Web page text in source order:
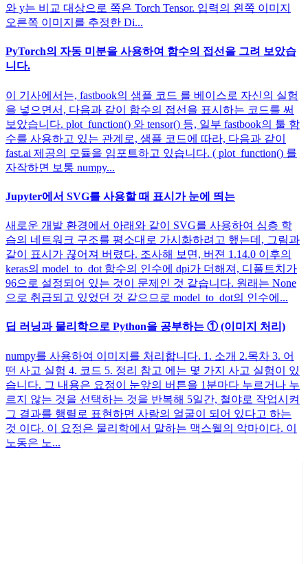
와 y는 비교 대상으로 쪽은 Torch Tensor. 입력의 왼쪽 이미지
오른쪽 이미지를 추정한 Di...
PyTorch의 자동 미분을 사용하여 함수의 접선을 그려 보았습
니다.
이 기사에서는, fastbook의 샘플 코드 를 베이스로 자신의 실험
을 넣으면서, 다음과 같이 함수의 접선을 표시하는 코드를 써
보았습니다. plot_function() 와 tensor() 등, 일부 fastbook의 툴 함
수를 사용하고 있는 관계로, 샘플 코드에 따라, 다음과 같이
fast.ai 제공의 모듈을 임포트하고 있습니다. ( plot_function() 를
자작하면 보통 numpy...
Jupyter에서 SVG를 사용할 때 표시가 눈에 띄는
새로운 개발 환경에서 아래와 같이 SVG를 사용하여 심층 학
습의 네트워크 구조를 평소대로 가시화하려고 했는데, 그림과
같이 표시가 끊어져 버렸다. 조사해 보면, 버젼 1.14.0 이후의
keras의 model_to_dot 함수의 인수에 dpi가 더해져, 디폴트치가
96으로 설정되어 있는 것이 문제인 것 같습니다. 원래는 None
으로 취급되고 있었던 것 같으므로 model_to_dot의 인수에...
딥 러닝과 물리학으로 Python을 공부하는 ① (이미지 처리)
numpy를 사용하여 이미지를 처리합니다. 1. 소개 2.목차 3. 어
떤 사고 실험 4. 코드 5. 정리 참고 에는 몇 가지 사고 실험이 있
습니다. 그 내용은 요정이 눈앞의 버튼을 1분마다 누르거나 누
르지 않는 것을 선택하는 것을 반복해 5일간, 철야로 작업시켜
그 결과를 행렬로 표현하면 사람의 얼굴이 되어 있다고 하는
것 이다. 이 요정은 물리학에서 말하는 맥스웰의 악마이다. 이
노동은 노...